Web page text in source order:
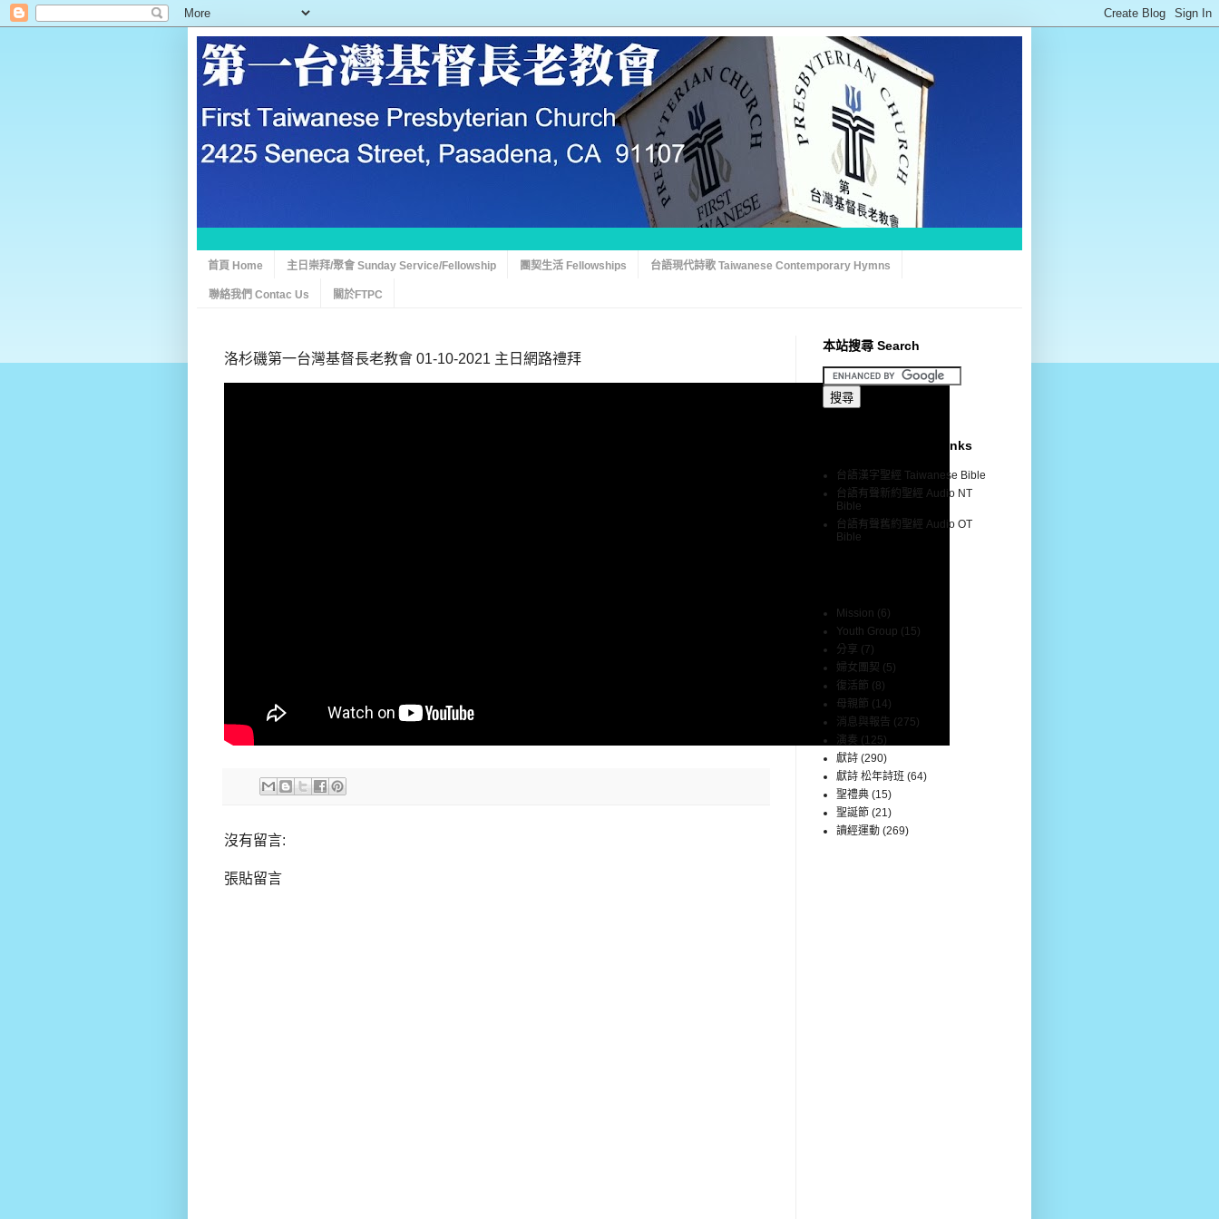
首頁 Home 主日崇拜/聚會 Sunday Service/Fellowship 團契生活 Fellowships 台語現代詩歌 Taiwanese Contemporary Hymns
聯絡我們 Contac Us 關於FTPC
洛杉磯第一台灣基督長老教會 01-10-2021 主日網路禮拜
沒有留言:
張貼留言
本站搜尋 Search
聖經網站連結 Bible Links
台語漢字聖經 Taiwanese Bible
台語有聲新約聖經 Audio NT
Bible
台語有聲舊約聖經 Audio OT
Bible
Mission (6)
Youth Group (15)
分享 (7)
婦女團契 (5)
復活節 (8)
母親節 (14)
消息與報告 (275)
演奏 (125)
獻詩 (290)
獻詩 松年詩班 (64)
聖禮典 (15)
聖誕節 (21)
讀經運動 (269)